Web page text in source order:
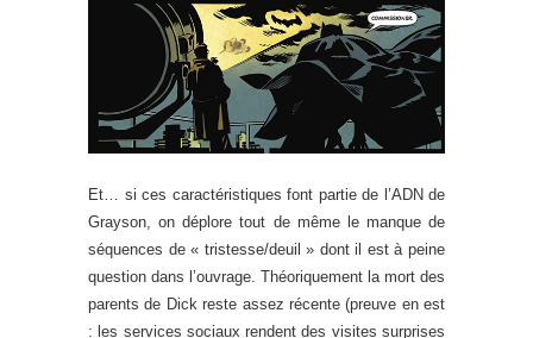
Et… si ces caractéristiques font partie de l’ADN de
Grayson, on déplore tout de même le manque de
séquences de « tristesse/deuil » dont il est à peine
question dans l’ouvrage. Théoriquement la mort des
parents de Dick reste assez récente (preuve en est
: les services sociaux rendent des visites surprises